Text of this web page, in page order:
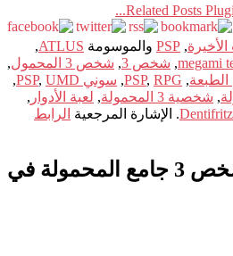
الأخيرة,
PSP والموسومة ATLUS
,
megami
, شخص 3 , شخص 3 المحمول
,
,
PSP, RPG
, سوني PSP , UMD
,
, شخصية 3 المحمولة , لعبة الأدوار ,
Dentifritz. الإشارة المرجعية الرابط
شخص 3 جامع المحمولة في